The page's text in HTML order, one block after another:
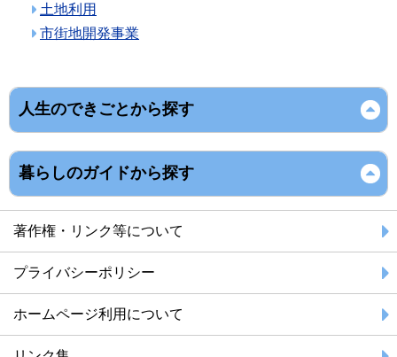
土地利用
市街地開発事業
人生のできごとから探す
暮らしのガイドから探す
著作権・リンク等について
プライバシーポリシー
ホームページ利用について